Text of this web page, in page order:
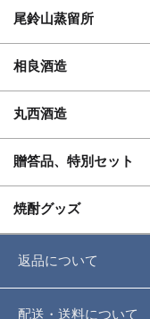
尾鈴山蒸留所
相良酒造
丸西酒造
贈答品、特別セット
焼酎グッズ
返品について
配送・送料について